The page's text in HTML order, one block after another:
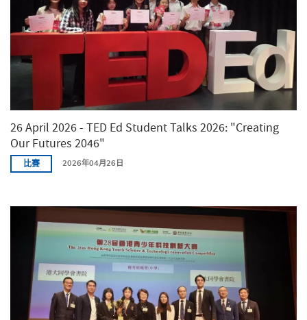
26 April 2026 - TED Ed Student Talks 2026: "Creating
Our Futures 2046"
比賽 2026年04月26日